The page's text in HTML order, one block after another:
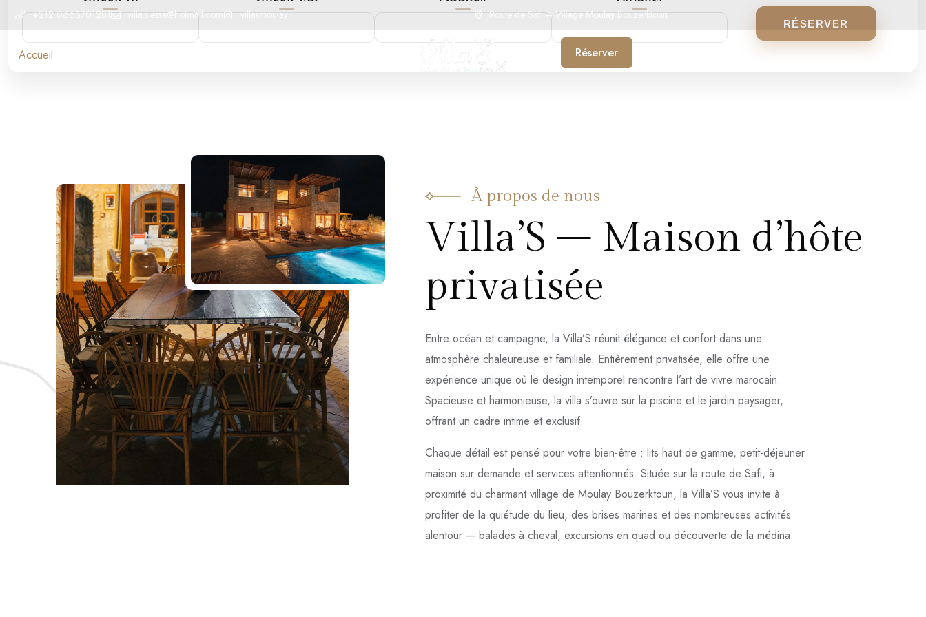
+212 0663701281 villa.s.essa@hotmail.com villasmoulay Route de Safi – Village Moulay Bouzerktoun
Accueil Réserver
RÉSERVER
À propos de nous
Villa’S – Maison d’hôte
privatisée
Entre océan et campagne, la Villa’S réunit élégance et confort dans une
atmosphère chaleureuse et familiale. Entièrement privatisée, elle offre une
expérience unique où le design intemporel rencontre l’art de vivre marocain.
Spacieuse et harmonieuse, la villa s’ouvre sur la piscine et le jardin paysager,
offrant un cadre intime et exclusif.
Chaque détail est pensé pour votre bien-être : lits haut de gamme, petit-déjeuner
maison sur demande et services attentionnés. Située sur la route de Safi, à
proximité du charmant village de Moulay Bouzerktoun, la Villa’S vous invite à
profiter de la quiétude du lieu, des brises marines et des nombreuses activités
alentour — balades à cheval, excursions en quad ou découverte de la médina.